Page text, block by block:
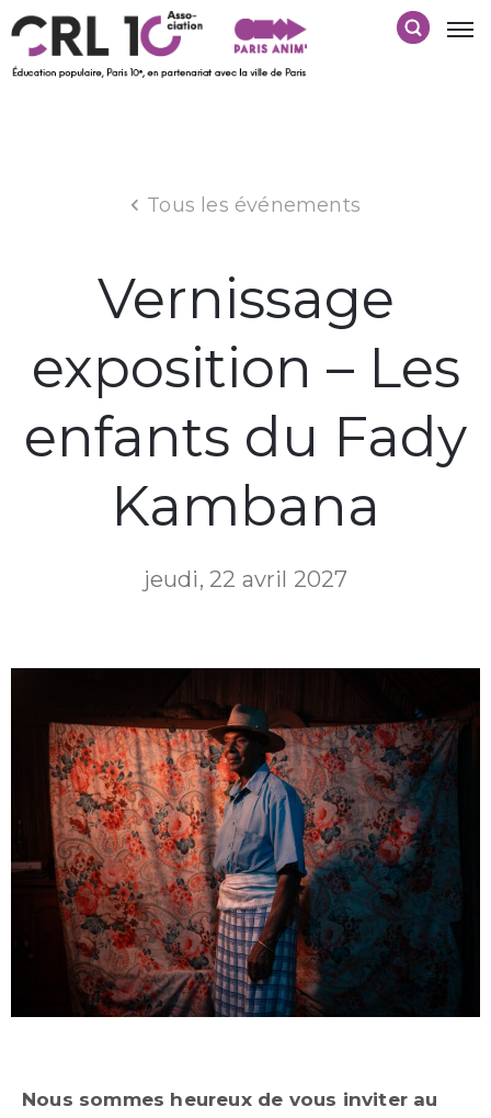
Tous les événements
Vernissage
exposition – Les
enfants du Fady
Kambana
jeudi, 22 avril 2027
Nous sommes heureux de vous inviter au